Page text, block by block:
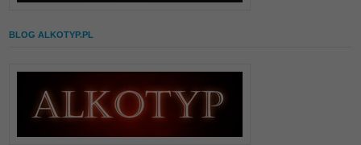
BLOG ALKOTYP.PL